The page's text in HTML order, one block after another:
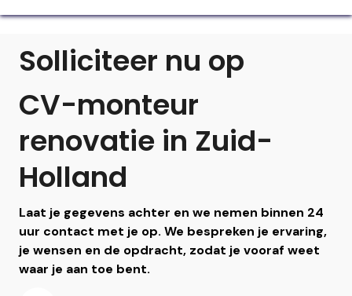
Solliciteer nu op
CV-monteur
renovatie in Zuid-
Holland
Laat je gegevens achter en we nemen binnen 24
uur contact met je op. We bespreken je ervaring,
je wensen en de opdracht, zodat je vooraf weet
waar je aan toe bent.